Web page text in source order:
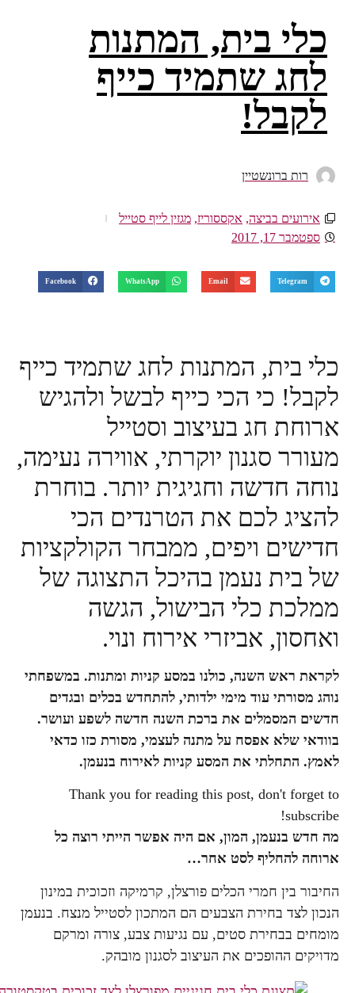
כלי בית, המתנות
לחג שתמיד כייף
לקבל!
רות ברונשטיין
אירועים בביצה,אקססוריז,מגזין לייף סטייל
ספטמבר 17, 2017
Telegram
Email
WhatsApp
Facebook
כלי בית, המתנות לחג שתמיד כייף
לקבל! כי הכי כייף לבשל ולהגיש
ארוחת חג בעיצוב וסטייל
מעורר סגנון יוקרתי, אווירה נעימה,
נוחה חדשה וחגיגית יותר. בוחרת
להציג לכם את הטרנדים הכי
חדישים ויפים, ממבחר הקולקציות
של בית נעמן בהיכל התצוגה של
ממלכת כלי הבישול, הגשה
ואחסון, אביזרי אירוח ונוי.
לקראת ראש השנה, כולנו במסע קניות ומתנות. במשפחתי
נוהג מסורתי עוד מימי ילדותי, להתחדש בכלים ובגדים
חדשים המסמלים את ברכת השנה חדשה לשפע ועושר.
בוודאי שלא אפסח על מתנה לעצמי, מסורת כזו כדאי
לאמץ.התחלתי את המסע קניות לאירוח בנעמן.
Thank you for reading this post, don't forget to
subscribe!
מה חדש בנעמן, המון, אם היה אפשר הייתי רוצה כל
ארוחה להחליף לסט אחר…
החיבור בין חמרי הכלים פורצלן, קרמיקה וזכוכית במינון
הנכון לצד בחירת הצבעים הם המתכון לסטייל מנצח. בנעמן
מומחים בבחירת סטים, עם נגיעות צבע, צורה ומרקם
מדויקים ההופכים את העיצוב לסגנון מובהק.